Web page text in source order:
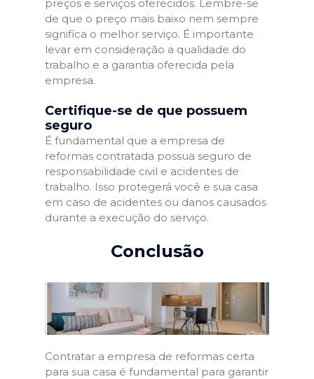
preços e serviços oferecidos. Lembre-se
de que o preço mais baixo nem sempre
significa o melhor serviço. É importante
levar em consideração a qualidade do
trabalho e a garantia oferecida pela
empresa.
Certifique-se de que possuem
seguro
É fundamental que a empresa de
reformas contratada possua seguro de
responsabilidade civil e acidentes de
trabalho. Isso protegerá você e sua casa
em caso de acidentes ou danos causados
durante a execução do serviço.
Conclusão
Contratar a empresa de reformas certa
para sua casa é fundamental para garantir